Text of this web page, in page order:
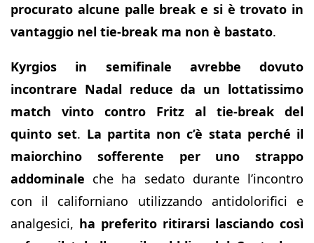
procurato alcune palle break e si è trovato in
vantaggio nel tie-break ma non è bastato.
Kyrgios in semifinale avrebbe dovuto
incontrare Nadal reduce da un lottatissimo
match vinto contro Fritz al tie-break del
quinto set. La partita non c’è stata perché il
maiorchino sofferente per uno strappo
addominale che ha sedato durante l’incontro
con il californiano utilizzando antidolorifici e
analgesici, ha preferito ritirarsi lasciando così